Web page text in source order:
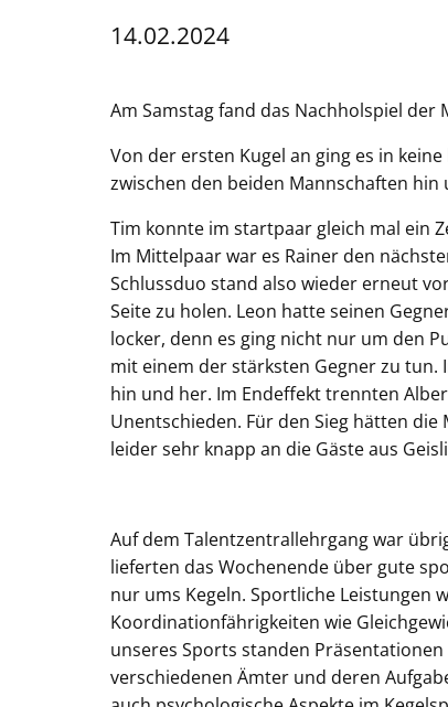
14.02.2024
Am Samstag fand das Nachholspiel der
Von der ersten Kugel an ging es in
zwischen den beiden Mannschaften hin
Tim konnte im startpaar gleich mal ein
Im Mittelpaar war es Rainer den
Schlussduo stand also wieder erneut
Seite zu holen. Leon hatte seinen
locker, denn es ging nicht nur um den
mit einem der stärksten Gegner zu tun.
hin und her. Im Endeffekt trennten
Unentschieden. Für den Sieg hätten
leider sehr knapp an die Gäste aus
Auf dem Talentzentrallehrgang war
lieferten das Wochenende über gute
nur ums Kegeln. Sportliche Leistungen
Koordinationfährigkeiten wie
unseres Sports standen
verschiedenen Ämter und deren